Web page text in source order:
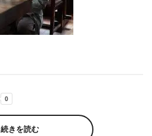
続きを読む